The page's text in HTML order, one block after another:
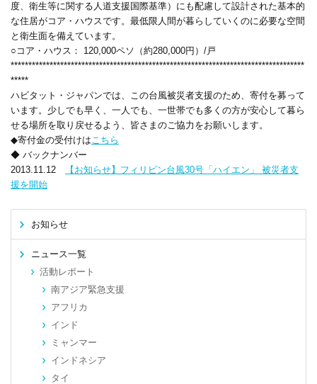
度、衛生等に関する人道支援国際基準）にも配慮して設計された基本的
な住居がコア・ハウスです。最低限人間が暮らしていくのに必要な空間
と衛生面を備えています。
○コア・ハウス： 120,000ペソ（約280,000円）/戸
***********************************************************************************
*****
ハビタット・ジャパンでは、この台風被災者支援のため、寄付を募って
います。少しでも早く、一人でも、一世帯でも多くの方が安心して暮ら
せる場所を取り戻せるよう、皆さまのご協力をお願いします。
◆寄付金の受付けはこちら
◆ バックナンバー
2013.11.12
【お知らせ】フィリピン台風30号「ハイエン」 被災者支
援を開始
お知らせ
ニュース一覧
活動レポート
南アジア緊急支援
アフリカ
インド
ミャンマー
インドネシア
タイ